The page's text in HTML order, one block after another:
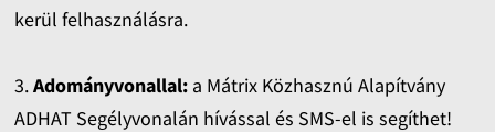
kerül felhasználásra.
3.Adományvonallal:a Mátrix Közhasznú Alapítvány
ADHAT Segélyvonalán hívással és SMS-el is segíthet!